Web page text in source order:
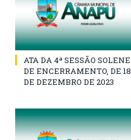
ATA DA 4ª SESSÃO SOLENE
DE ENCERRAMENTO, DE 18
DE DEZEMBRO DE 2023